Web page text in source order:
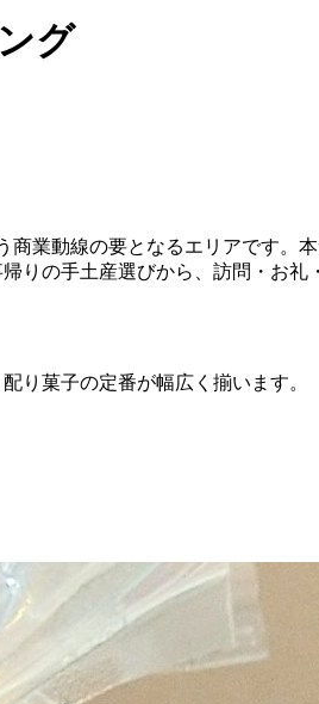
グ
業動線の要となるエリアです。
の手土産選びから、訪問・お礼
り菓子の定番が幅広く揃います。